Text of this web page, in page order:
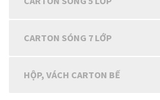
CARTON SÓNG 7 LỚP
HỘP, VÁCH CARTON BẾ